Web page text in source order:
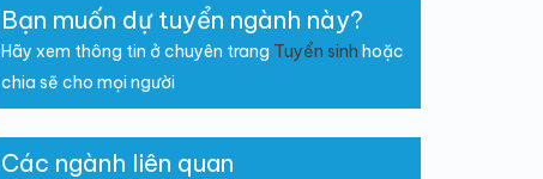
Bạn muốn dự tuyển ngành này?
Hãy xem thông tin ở chuyên trang Tuyển sinh hoặc
chia sẽ cho mọi người
Các ngành liên quan